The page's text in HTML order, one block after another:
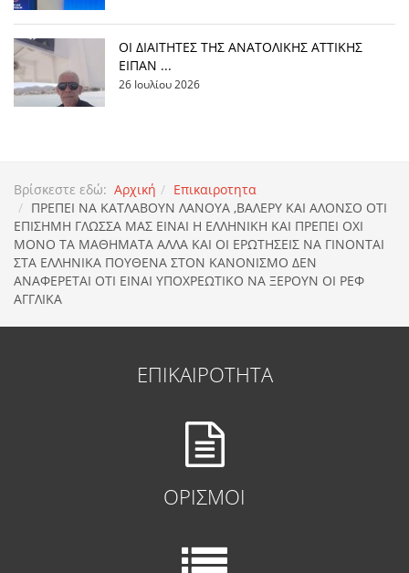
ΟΙ ΔΙΑΙΤΗΤΕΣ ΤΗΣ ΑΝΑΤΟΛΙΚΗΣ ΑΤΤΙΚΗΣ
ΕΙΠΑΝ ...
26 Ιουλίου 2026
Βρίσκεστε εδώ: Αρχική
Επικαιροτητα
ΠΡΕΠΕΙ ΝΑ ΚΑΤΛΑΒΟΥΝ ΛΑΝΟΥΑ ,ΒΑΛΕΡΥ ΚΑΙ ΑΛΟΝΣΟ ΟΤΙ
ΕΠΙΣΗΜΗ ΓΛΩΣΣΑ ΜΑΣ ΕΙΝΑΙ Η ΕΛΛΗΝΙΚΗ ΚΑΙ ΠΡΕΠΕΙ ΟΧΙ
ΜΟΝΟ ΤΑ ΜΑΘΗΜΑΤΑ ΑΛΛΑ ΚΑΙ ΟΙ ΕΡΩΤΗΣΕΙΣ ΝΑ ΓΙΝΟΝΤΑΙ
ΣΤΑ ΕΛΛΗΝΙΚΑ ΠΟΥΘΕΝΑ ΣΤΟΝ ΚΑΝΟΝΙΣΜΟ ΔΕΝ
ΑΝΑΦΕΡΕΤΑΙ ΟΤΙ ΕΙΝΑΙ ΥΠΟΧΡΕΩΤΙΚΟ ΝΑ ΞΕΡΟΥΝ ΟΙ ΡΕΦ
ΑΓΓΛΙΚΑ
ΕΠΙΚΑΙΡΟΤΗΤΑ
ΟΡΙΣΜΟΙ